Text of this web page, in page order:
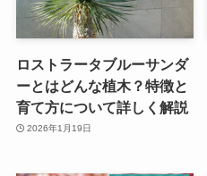
ロストラータブルーサンダ
ーとはどんな植木？特徴と
育て方について詳しく解説
2026年1月19日